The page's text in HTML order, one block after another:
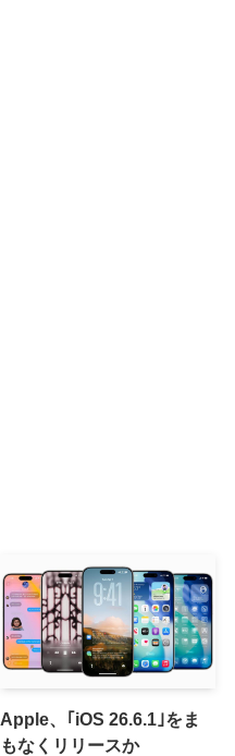
Apple、｢iOS 26.6.1｣をま
もなくリリースか